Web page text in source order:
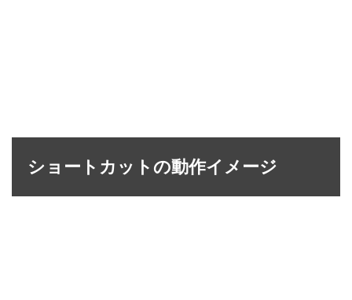
ショートカットの動作イメージ